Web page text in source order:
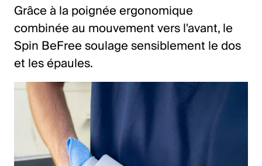
Grâce à la poignée ergonomique
combinée au mouvement vers l'avant, le
Spin BeFree soulage sensiblement le dos
et les épaules.